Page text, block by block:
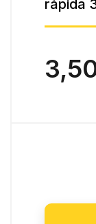
rápida